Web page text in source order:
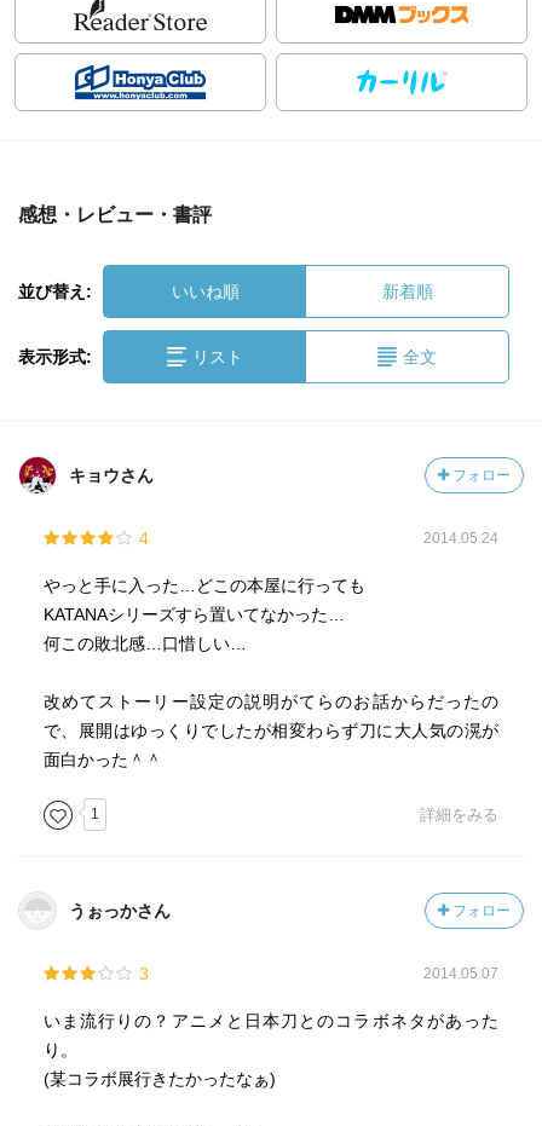
感想・レビュー・書評
並び替え: いいね順 新着順
表示形式: リスト 全文
キョウさん フォロー
4 2014.05.24
やっと手に入った…どこの本屋に行っても
KATANAシリーズすら置いてなかった…
何この敗北感…口惜しい…
改めてストーリー設定の説明がてらのお話からだったの
で、展開はゆっくりでしたが相変わらず刀に大人気の滉が
面白かった＾＾
1 詳細をみる
うぉっかさん フォロー
3 2014.05.07
いま流行りの？アニメと日本刀とのコラボネタがあった
り。
(某コラボ展行きたかったなぁ)